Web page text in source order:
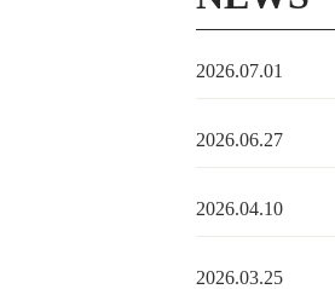
2026.07.01
2026.06.27
2026.04.10
2026.03.25